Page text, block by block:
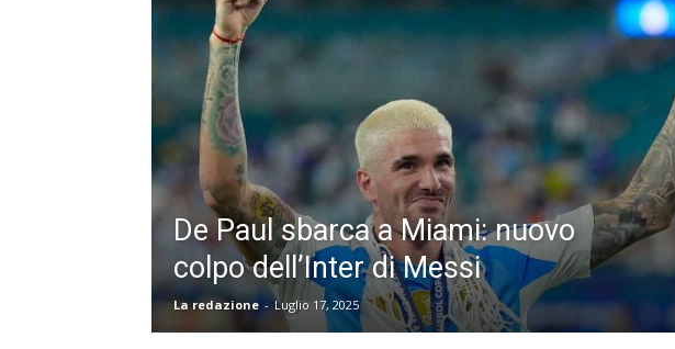
De Paul sbarca a Miami: nuovo
colpo dell’Inter di Messi
La redazione - Luglio 17, 2025